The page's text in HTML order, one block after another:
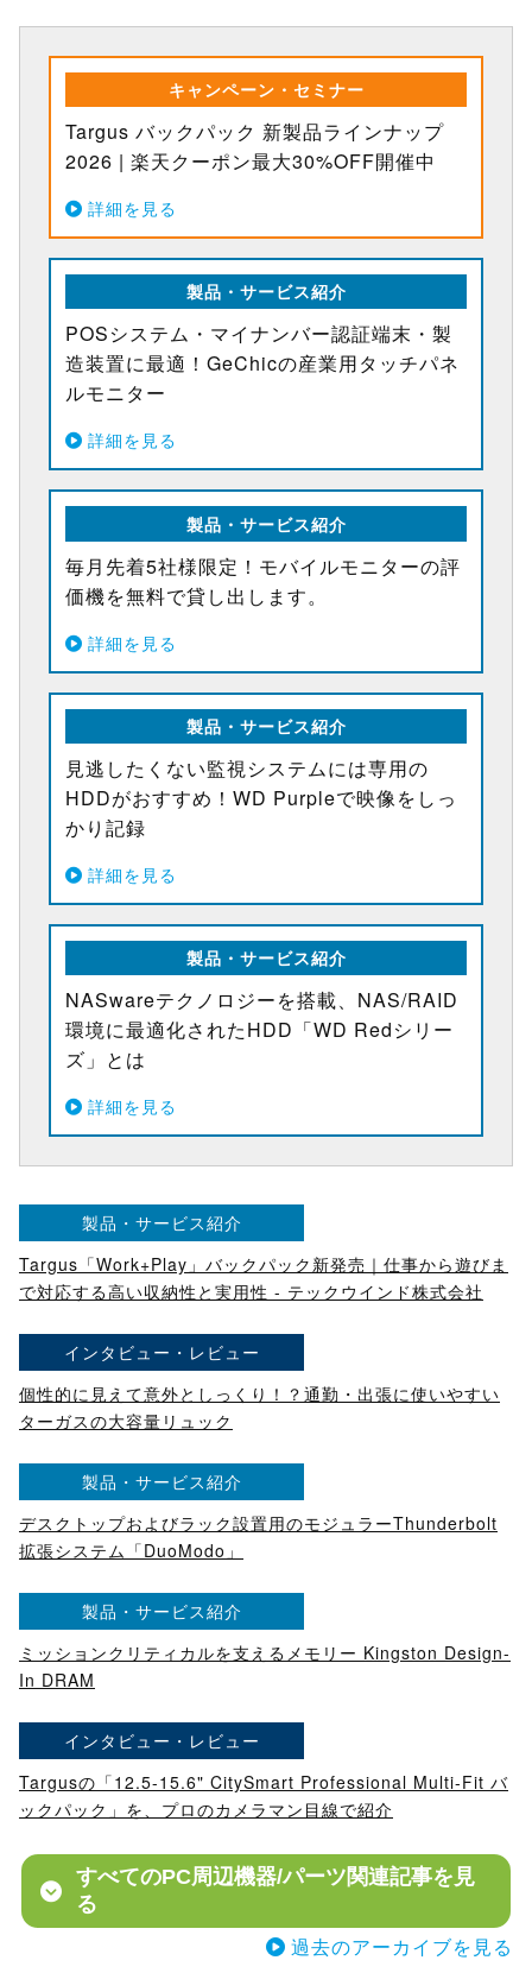
キャンペーン・セミナー
Targus バックパック 新製品ラインナップ
2026 | 楽天クーポン最大30%OFF開催中
詳細を見る
製品・サービス紹介
POSシステム・マイナンバー認証端末・製
造装置に最適！GeChicの産業用タッチパネ
ルモニター
詳細を見る
製品・サービス紹介
毎月先着5社様限定！モバイルモニターの評
価機を無料で貸し出します。
詳細を見る
製品・サービス紹介
見逃したくない監視システムには専用の
HDDがおすすめ！WD Purpleで映像をしっ
かり記録
詳細を見る
製品・サービス紹介
NASwareテクノロジーを搭載、NAS/RAID
環境に最適化されたHDD「WD Redシリー
ズ」とは
詳細を見る
製品・サービス紹介
Targus「Work+Play」バックパック新発売｜仕事から遊びま
で対応する高い収納性と実用性 - テックウインド株式会社
インタビュー・レビュー
個性的に見えて意外としっくり！？通勤・出張に使いやすい
ターガスの大容量リュック
製品・サービス紹介
デスクトップおよびラック設置用のモジュラーThunderbolt
拡張システム「DuoModo」
製品・サービス紹介
ミッションクリティカルを支えるメモリー Kingston Design-
In DRAM
インタビュー・レビュー
Targusの「12.5-15.6" CitySmart Professional Multi-Fit バ
ックパック」を、プロのカメラマン目線で紹介
すべてのPC周辺機器/パーツ関連記事を見
る
過去のアーカイブを見る